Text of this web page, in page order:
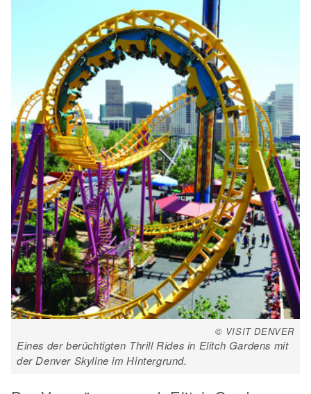
© VISIT DENVER
Eines der berüchtigten Thrill Rides in Elitch Gardens mit
der Denver Skyline im Hintergrund.